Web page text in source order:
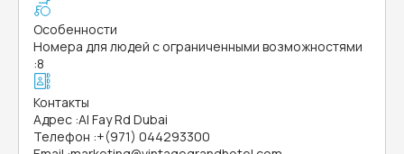
Особенности
Номера для людей с ограниченными возможностями
:8
Контакты
Адрес :Al Fay Rd Dubai
Телефон :+(971) 044293300